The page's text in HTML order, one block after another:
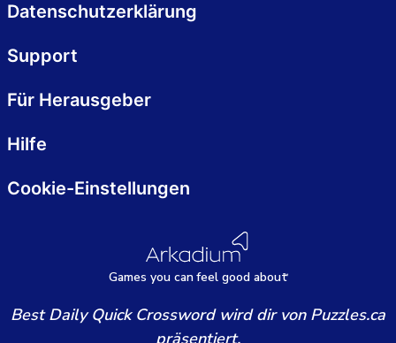
Games you canfeel good about
Datenschutzerklärung
Support
Für Herausgeber
Hilfe
Cookie-Einstellungen
Best Daily Quick Crossword wird dir von Puzzles.ca